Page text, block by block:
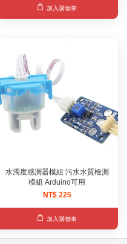
加入購物車
水濁度感測器模組 污水水質檢測
模組 Arduino可用
NT$ 225
加入購物車